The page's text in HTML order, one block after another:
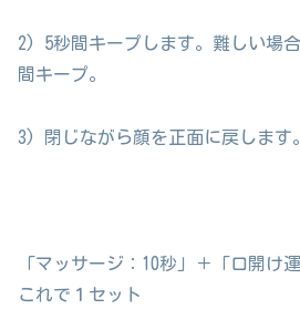
2) 5秒間キープします。難しい場
間キープ。
3) 閉じながら顔を正面に戻します。
「マッサージ：10秒」＋「口開
これで１セット